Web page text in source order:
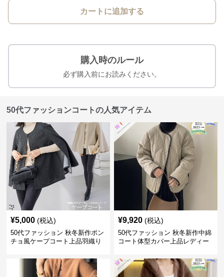
カートに追加する
購入時のルール
必ず購入前にお読みください。
50代ファッションコートの人気アイテム
¥5,000 (税込)
50代ファッション 秋冬新作ポン
チョ風ケープコート上品羽織り
¥9,920 (税込)
50代ファッション 秋冬新作中綿
コート体型カバー上品レディー